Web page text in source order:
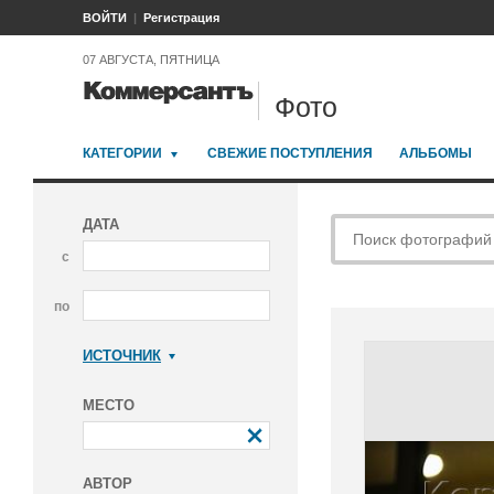
ВОЙТИ Регистрация
07 АВГУСТА, ПЯТНИЦА
Фото
КАТЕГОРИИ СВЕЖИЕ ПОСТУПЛЕНИЯ АЛЬБОМЫ
ДАТА
с
по
ИСТОЧНИК
МЕСТО
АВТОР